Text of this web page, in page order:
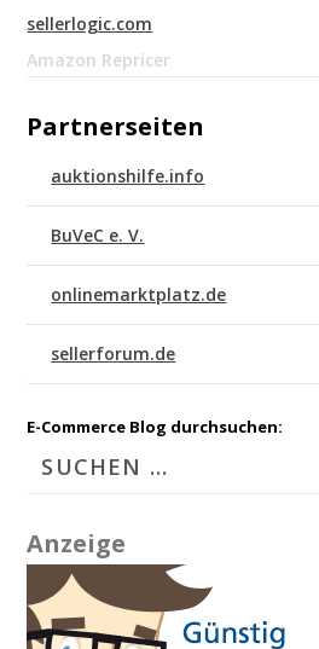
sellerlogic.com
Amazon Repricer
Partnerseiten
auktionshilfe.info
BuVeC e. V.
onlinemarktplatz.de
sellerforum.de
E-Commerce Blog durchsuchen:
Anzeige